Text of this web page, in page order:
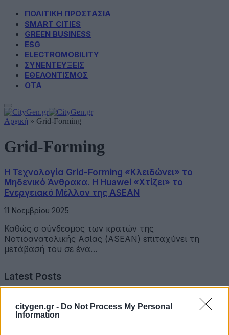
citygen.gr - Do Not Process My Personal
Information
ΠΟΛΙΤΙΚΗ ΠΡΟΣΤΑΣΙΑ
SMART CITIES
GREEN BUSINESS
ESG
ELECTROMOBILITY
ΣΥΝΕΝΤΕΥΞΕΙΣ
ΕΘΕΛΟΝΤΙΣΜΟΣ
ΟΤΑ
Αρχική » Grid-Forming
Grid-Forming
Η Τεχνολογία Grid-Forming «Κλειδώνει» το
Μηδενικό Άνθρακα. Η Huawei «Χτίζει» το
Ενεργειακό Μέλλον της ASEAN
11 Νοεμβρίου 2025
Καθώς ο σύνδεσμος των κρατών της
Νοτιοανατολικής Ασίας (ASEAN) επιταχύνει τη
μετάβασή του σε ένα…
Latest Posts
Όμιλος Σαρακάκη: Παραχώρησε το νέο Maxus T60 Max
στην ΕΠΟΜΕΑ Βιλίων